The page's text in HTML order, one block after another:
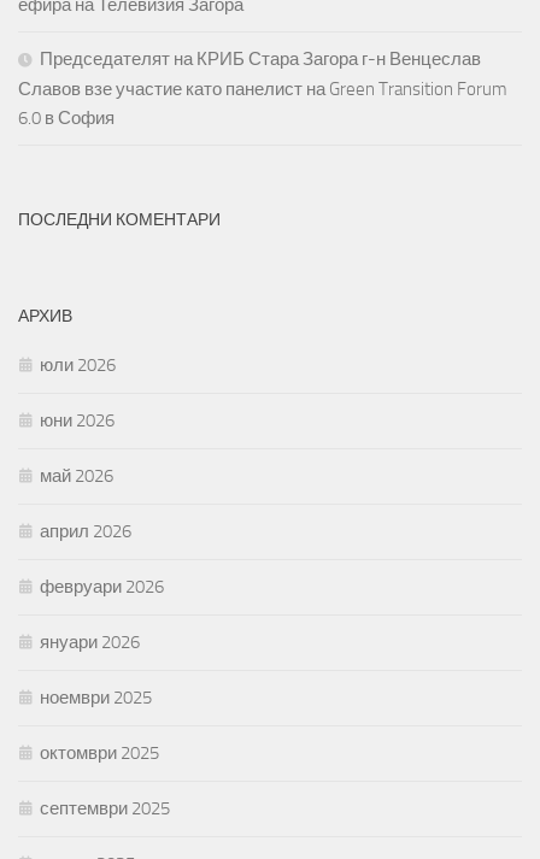
ефира на Телевизия Загора
Председателят на КРИБ Стара Загора г-н Венцеслав
Славов взе участие като панелист на Green Transition Forum
6.0 в София
ПОСЛЕДНИ КОМЕНТАРИ
АРХИВ
юли 2026
юни 2026
май 2026
април 2026
февруари 2026
януари 2026
ноември 2025
октомври 2025
септември 2025